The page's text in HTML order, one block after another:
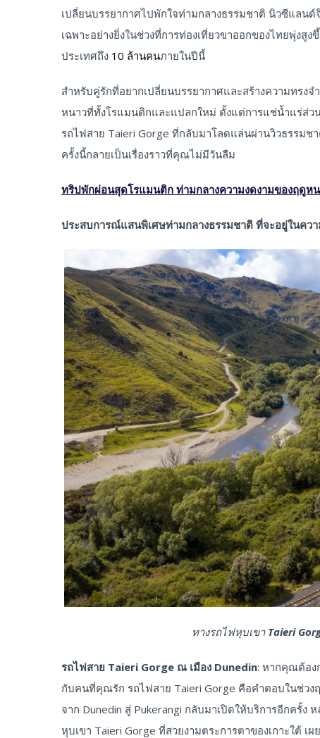
เปลี่ยนบรรยากาศไปพักใจท่ามกลางธรรมชาติ นิวซีแลน
เฉพาะอย่างยิ่งในช่วงที่การท่องเที่ยวขาออกของไทยพุ่งสู
ประเทศถึง 10 ล้านคนภายในปีนี้
สำหรับคู่รักที่อยากเปลี่ยนบรรยากาศและสร้างความทรง
หนาวที่ทั้งโรแมนติกและแปลกใหม่ ตั้งแต่การแช่น้ำแร่ส่ว
รถไฟสาย Taieri Gorge ที่กลับมาโลดแล่นผ่านวิวธรรมช
ครั้งนี้กลายเป็นเรื่องราวที่คุณไม่มีวันลืม
ทริปพักผ่อนสุดโรแมนติก ท่ามกลางความงดงามของฤดูห
ประสบการณ์แสนพิเศษท่ามกลางธรรมชาติ ที่จะอยู่ในคว
ทางรถไฟหุบเขา Taieri
รถไฟสาย Taieri Gorge ณ เมือง Dunedin: หากคุณต้อง
กับคนที่คุณรัก รถไฟสาย Taieri Gorge คือคำตอบในช่วง
จาก Dunedin สู่ Pukerangi กลับมาเปิดให้บริการอีกครั้
หุบเขา Taieri Gorge ที่สวยงามตระการตาของเกาะใต้